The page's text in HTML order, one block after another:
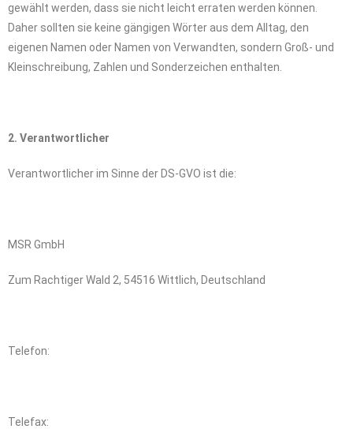
gewählt werden, dass sie nicht leicht erraten werden können.
Daher sollten sie keine gängigen Wörter aus dem Alltag, den
eigenen Namen oder Namen von Verwandten, sondern Groß- und
Kleinschreibung, Zahlen und Sonderzeichen enthalten.
2. Verantwortlicher
Verantwortlicher im Sinne der DS-GVO ist die:
MSR GmbH
Zum Rachtiger Wald 2, 54516 Wittlich, Deutschland
Telefon:
Telefax: